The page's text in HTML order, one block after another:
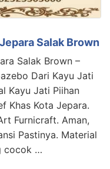
Salak Brown
Salak Brown –
Dari Kayu Jati
Kayu Jati Piihan
Khas Kota Jepara.
Furnicraft. Aman,
Pastinya. Material
cocok …